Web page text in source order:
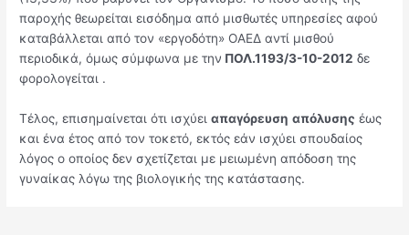
παροχής θεωρείται εισόδημα από μισθωτές υπηρεσίες αφού
καταβάλλεται από τον «εργοδότη» ΟΑΕΔ αντί μισθού
περιοδικά, όμως σύμφωνα με την ΠΟΛ.1193/3-10-2012 δε
φορολογείται .
Τέλος, επισημαίνεται ότι ισχύειαπαγόρευση απόλυσης έως
και ένα έτος από τον τοκετό, εκτός εάν ισχύει σπουδαίος
λόγος ο οποίος δεν σχετίζεται με μειωμένη απόδοση της
γυναίκας λόγω της βιολογικής της κατάστασης.